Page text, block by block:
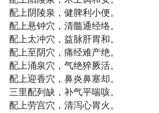
·特急预警】关
节返乡期间“闪
急提示
配上阴陵泉， 健脾利小便。
配上悬钟穴， 清髓通经络。
配上太冲穴， 益脉肝胃和。
配上至阴穴， 痛经难产绝。
配上涌泉穴， 气绝猝厥活。
配上迎香穴， 鼻炎鼻塞却。
三里配列缺， 补气平喘咳。
配上劳宫穴， 清泻心胃火。